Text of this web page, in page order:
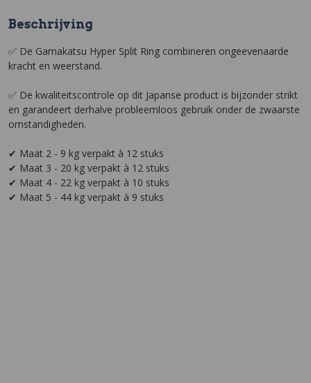
Beschrijving
✅ De Gamakatsu Hyper Split Ring combineren ongeevenaarde
kracht en weerstand.
✅ De kwaliteitscontrole op dit Japanse product is bijzonder strikt
en garandeert derhalve probleemloos gebruik onder de zwaarste
omstandigheden.
✔ Maat 2 - 9 kg verpakt à 12 stuks
✔ Maat 3 - 20 kg verpakt à 12 stuks
✔ Maat 4 - 22 kg verpakt à 10 stuks
✔ Maat 5 - 44 kg verpakt à 9 stuks